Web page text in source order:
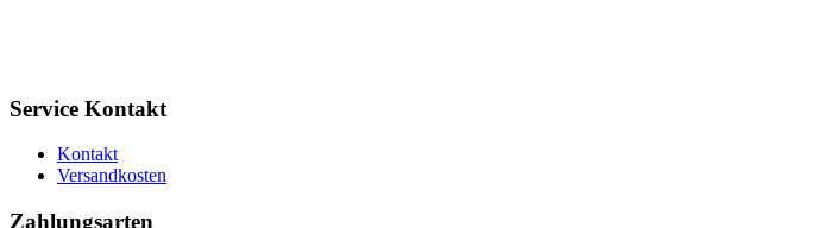
Service Kontakt
Kontakt
Versandkosten
Zahlungsarten